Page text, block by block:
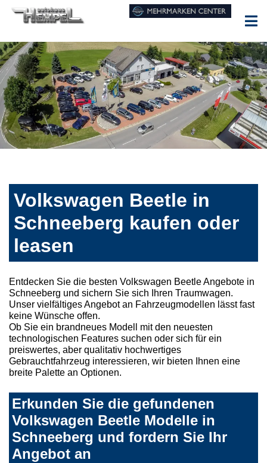
Volkswagen Beetle in
Schneeberg kaufen oder
leasen
Entdecken Sie die besten Volkswagen Beetle Angebote in
Schneeberg und sichern Sie sich Ihren Traumwagen.
Unser vielfältiges Angebot an Fahrzeugmodellen lässt fast
keine Wünsche offen.
Ob Sie ein brandneues Modell mit den neuesten
technologischen Features suchen oder sich für ein
preiswertes, aber qualitativ hochwertiges
Gebrauchtfahrzeug interessieren, wir bieten Ihnen eine
breite Palette an Optionen.
Erkunden Sie die gefundenen
Volkswagen Beetle Modelle in
Schneeberg und fordern Sie Ihr
Angebot an